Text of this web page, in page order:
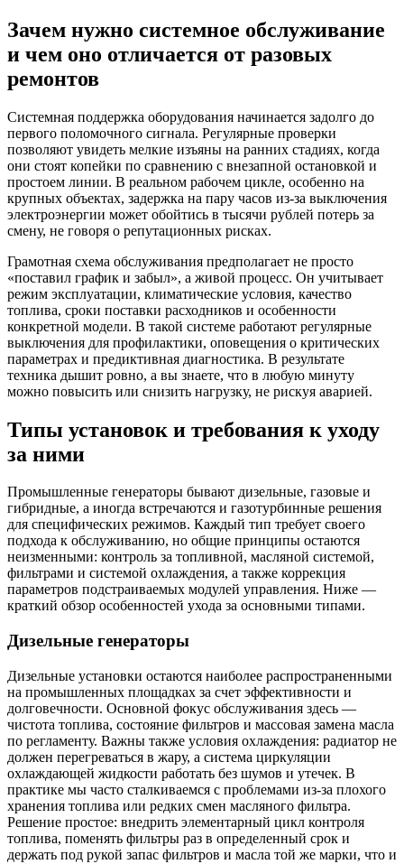
Зачем нужно системное обслуживание
и чем оно отличается от разовых
ремонтов
Системная поддержка оборудования начинается задолго до
первого поломочного сигнала. Регулярные проверки
позволяют увидеть мелкие изъяны на ранних стадиях, когда
они стоят копейки по сравнению с внезапной остановкой и
простоем линии. В реальном рабочем цикле, особенно на
крупных объектах, задержка на пару часов из-за выключения
электроэнергии может обойтись в тысячи рублей потерь за
смену, не говоря о репутационных рисках.
Грамотная схема обслуживания предполагает не просто
«поставил график и забыл», а живой процесс. Он учитывает
режим эксплуатации, климатические условия, качество
топлива, сроки поставки расходников и особенности
конкретной модели. В такой системе работают регулярные
выключения для профилактики, оповещения о критических
параметрах и предиктивная диагностика. В результате
техника дышит ровно, а вы знаете, что в любую минуту
можно повысить или снизить нагрузку, не рискуя аварией.
Типы установок и требования к уходу
за ними
Промышленные генераторы бывают дизельные, газовые и
гибридные, а иногда встречаются и газотурбинные решения
для специфических режимов. Каждый тип требует своего
подхода к обслуживанию, но общие принципы остаются
неизменными: контроль за топливной, масляной системой,
фильтрами и системой охлаждения, а также коррекция
параметров подстраиваемых модулей управления. Ниже —
краткий обзор особенностей ухода за основными типами.
Дизельные генераторы
Дизельные установки остаются наиболее распространенными
на промышленных площадках за счет эффективности и
долговечности. Основной фокус обслуживания здесь —
чистота топлива, состояние фильтров и массовая замена масла
по регламенту. Важны также условия охлаждения: радиатор не
должен перегреваться в жару, а система циркуляции
охлаждающей жидкости работать без шумов и утечек. В
практике мы часто сталкиваемся с проблемами из-за плохого
хранения топлива или редких смен масляного фильтра.
Решение простое: внедрить элементарный цикл контроля
топлива, поменять фильтры раз в определенный срок и
держать под рукой запас фильтров и масла той же марки, что и